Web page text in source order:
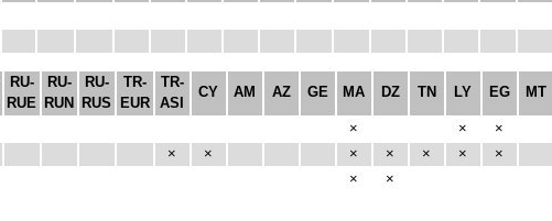
RU-
RUE
RU-
RUN
RU-
RUS
TR-
EUR
TR-
ASI
CY AM AZ GE MA DZ TN LY EG MT
× ×
×
× × × × × ×
×
× ×